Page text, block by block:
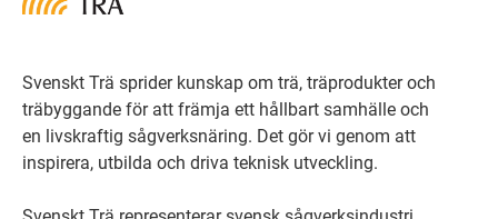
Svenskt Trä sprider kunskap om trä, träprodukter och
träbyggande för att främja ett hållbart samhälle och
en livskraftig sågverksnäring. Det gör vi genom att
inspirera, utbilda och driva teknisk utveckling.